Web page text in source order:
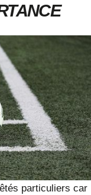
particuliers car